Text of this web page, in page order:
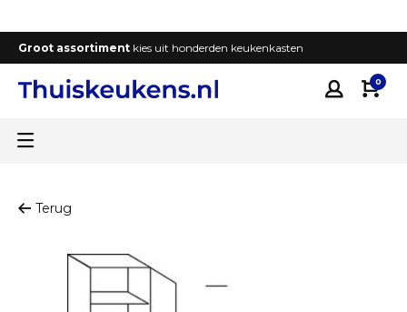
Groot assortiment kies uit honderden keukenkasten
0
Terug